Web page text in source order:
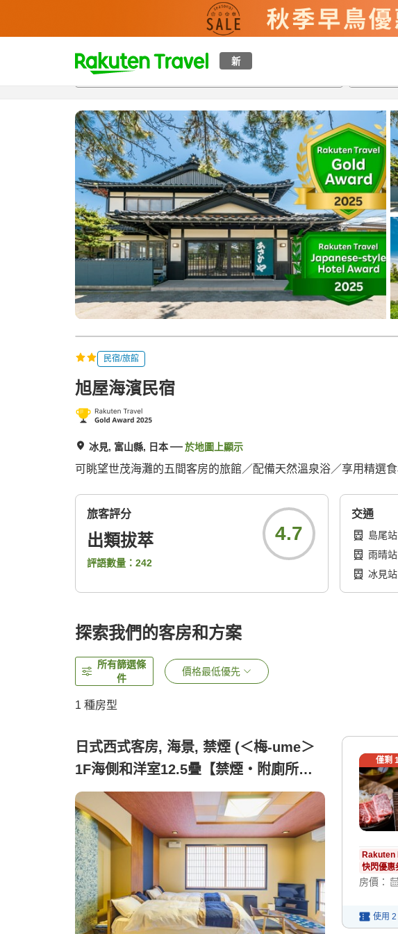
新
t
p
a
g
e
_
e
a
r
c
h
概覽房間及住宿方案 評價特色設施
民宿/旅館
旭屋海濱民宿
冰見, 富山縣, 日本 於地圖上顯示
可眺望世茂海灘的五間客房的旅館／配備天然溫泉浴／享用精選
旅客評分
出類拔萃
評語數量： 242
4.7
交通
島尾站
雨晴站
冰見站
探索我們的客房和方案
所有篩選條
件
價格最低優先
1 種房型
日式西式客房, 海景, 禁煙 (＜梅-ume＞
1F海側和洋室12.5疊【禁煙・附廁所及
洗手盆】)
僅剩
Rakuten
快閃優惠
房價：
使用